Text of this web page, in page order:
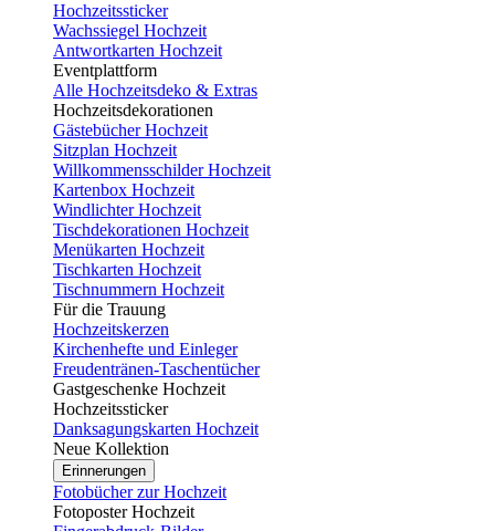
Hochzeitssticker
Wachssiegel Hochzeit
Antwortkarten Hochzeit
Eventplattform
Alle Hochzeitsdeko & Extras
Hochzeitsdekorationen
Gästebücher Hochzeit
Sitzplan Hochzeit
Willkommensschilder Hochzeit
Kartenbox Hochzeit
Windlichter Hochzeit
Tischdekorationen Hochzeit
Menükarten Hochzeit
Tischkarten Hochzeit
Tischnummern Hochzeit
Für die Trauung
Hochzeitskerzen
Kirchenhefte und Einleger
Freudentränen-Taschentücher
Gastgeschenke Hochzeit
Hochzeitssticker
Danksagungskarten Hochzeit
Neue Kollektion
Erinnerungen
Fotobücher zur Hochzeit
Fotoposter Hochzeit